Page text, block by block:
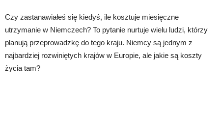
Czy zastanawiałeś się kiedyś, ile kosztuje miesięczne
utrzymanie w Niemczech? To pytanie nurtuje wielu ludzi, którzy
planują przeprowadzkę do tego kraju. Niemcy są jednym z
najbardziej rozwiniętych krajów w Europie, ale jakie są koszty
życia tam?